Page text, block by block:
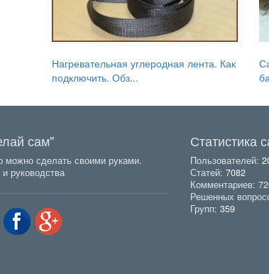
Нагревательная углеродная лента. Как
подключить. Обз...
сам"
сделать своими руками.
руководства
Статистика
Пользователей:
Статей: 7082
Комментариев:
Решенных
Групп: 359